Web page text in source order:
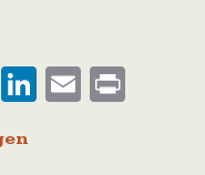
X LinkedIn
Email